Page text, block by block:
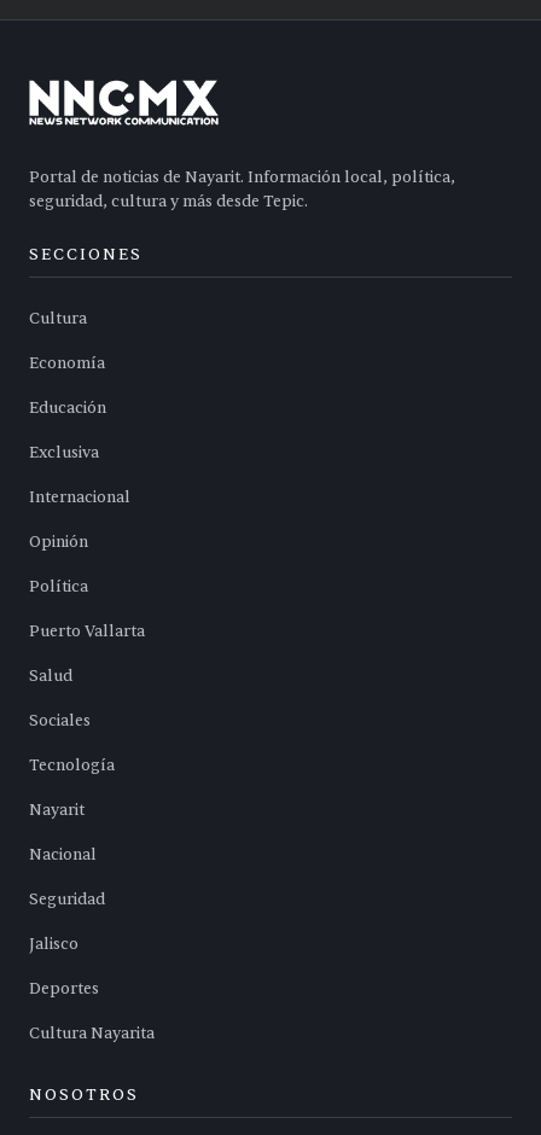
Portal de noticias de Nayarit. Información local, política,
seguridad, cultura y más desde Tepic.
SECCIONES
Cultura
Economía
Educación
Exclusiva
Internacional
Opinión
Política
Puerto Vallarta
Salud
Sociales
Tecnología
Nayarit
Nacional
Seguridad
Jalisco
Deportes
Cultura Nayarita
NOSOTROS